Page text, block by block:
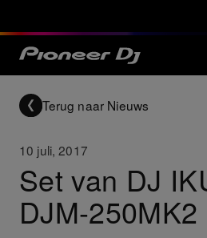
Terug naar Nieuws
10 juli, 2017
Set van DJ
DJM-250MK2